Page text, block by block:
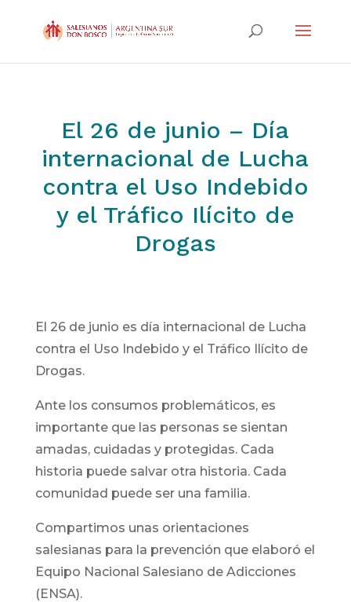
El 26 de junio – Día
internacional de Lucha
contra el Uso Indebido
y el Tráfico Ilícito de
Drogas
El 26 de junio es día internacional de Lucha
contra el Uso Indebido y el Tráfico Ilícito de
Drogas.
Ante los consumos problemáticos, es
importante que las personas se sientan
amadas, cuidadas y protegidas. Cada
historia puede salvar otra historia. Cada
comunidad puede ser una familia.
Compartimos unas orientaciones
salesianas para la prevención que elaboró el
Equipo Nacional Salesiano de Adicciones
(ENSA).